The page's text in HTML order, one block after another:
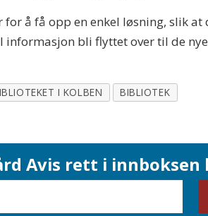
å få opp en enkel løsning, slik
bli flyttet over til de
I KOLBEN BIBLIOTEK
Avis rett i innboksen